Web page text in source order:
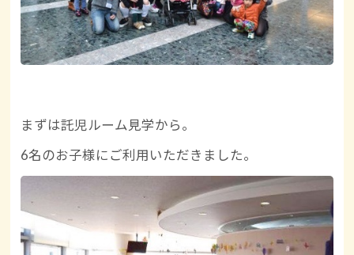
まずは託児ルーム見学から。
6名のお子様にご利用いただきました。